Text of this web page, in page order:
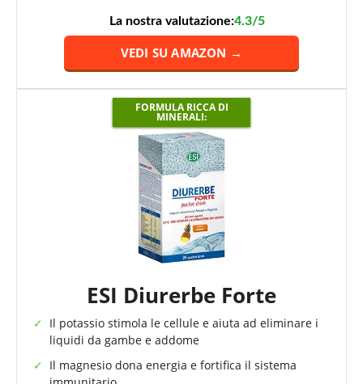
La nostra valutazione:4.3/5
VEDI SU AMAZON →
FORMULA RICCA DI
MINERALI:
ESI Diurerbe Forte
Il potassio stimola le cellule e aiuta ad eliminare i
liquidi da gambe e addome
Il magnesio dona energia e fortifica il sistema